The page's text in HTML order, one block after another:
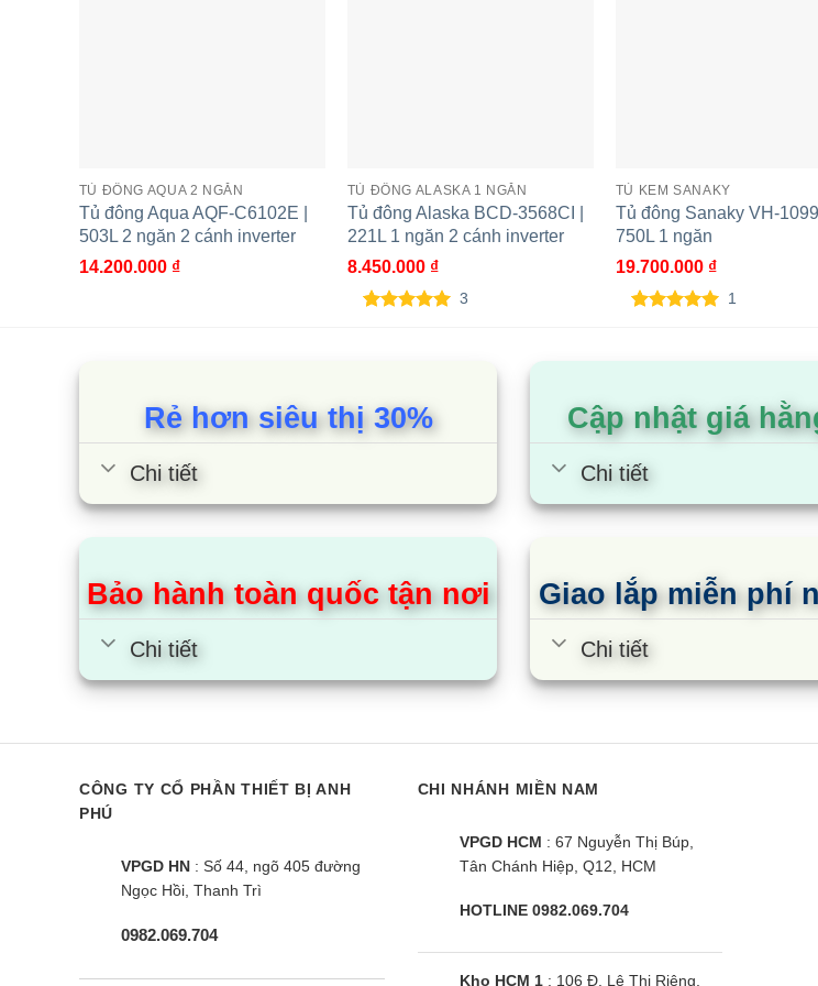
Tủ đông Aqua AQF-C4202S |
Tủ đông Aqua AQF-C4201E |
319L 1 ngăn 2 cánh inverter
Tủ đông Aqua
TỦ ĐÔNG AQUA 2 NGĂN
Tủ đông Aqua AQF-C6102E |
503L 2 ngăn 2 cánh inverter
14.200.000 ₫
TỦ ĐÔNG ALASKA 1 NGĂN
Tủ đông Alaska BCD-3568CI |
221L 1 ngăn 2 cánh inverter
8.450.000 ₫
3
TỦ KEM SANAKY
Tủ đông Sanaky VH-
750L 1 ngăn
19.700.000 ₫
đánh giá
1
Rẻ hơn siêu thị 30%
Chi tiết
Cập nhật giá
Chi tiết
Bảo hành toàn quốc tận nơi
Chi tiết
Giao lắp miễn phí
Chi tiết
CÔNG TY CỔ PHẦN THIẾT BỊ ANH
PHÚ
VPGD HN : Số 44, ngõ 405 đường
Ngọc Hồi, Thanh Trì
0982.069.704
CHI NHÁNH MIỀN NAM
VPGD HCM : 67 Nguyễn Thị Búp,
Tân Chánh Hiệp, Q12, HCM
HOTLINE 0982.069.704
Kho HCM 1: 106 Đ. Lê Thị Riêng,